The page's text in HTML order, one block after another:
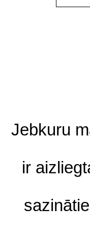
Jebkuru
ir